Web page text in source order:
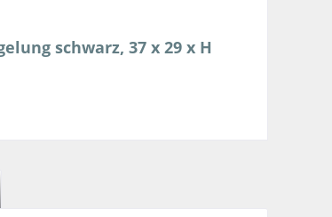
schwarz, 37 x 29 x H